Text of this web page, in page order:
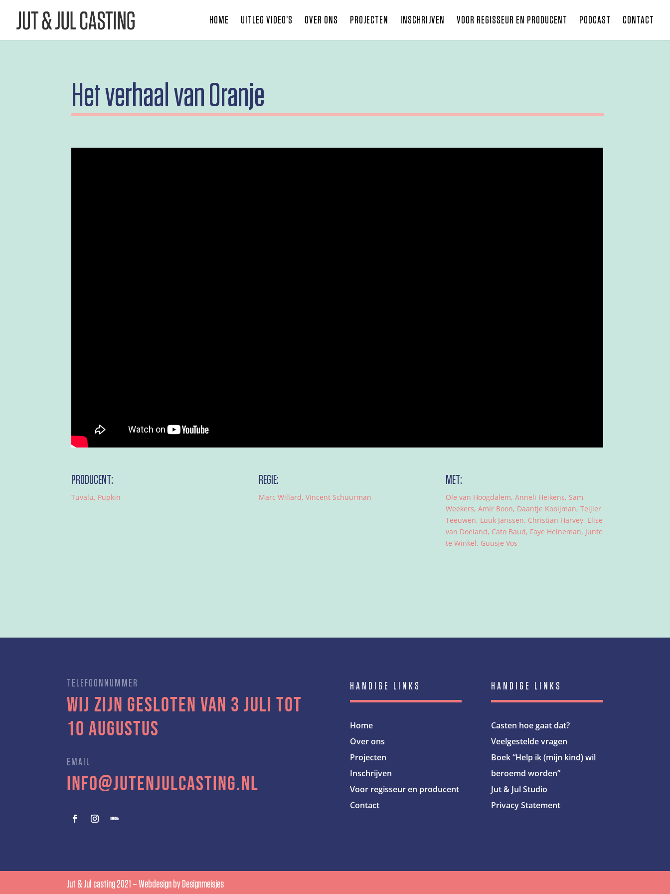
HOME UITLEG VIDEO’S OVER ONS PROJECTEN INSCHRIJVEN VOOR REGISSEUR EN PRODUCENT PODCAST CONTACT
Het verhaal van Oranje
PRODUCENT:
Tuvalu, Pupkin
REGIE:
Marc Willard, Vincent Schuurman
MET:
Ole van Hoogdalem, Anneli Heikens, Sam
Weekers, Amir Boon, Daantje Kooijman, Teijler
Teeuwen, Luuk Janssen, Christian Harvey, Elise
van Doeland, Cato Baud, Faye Heineman, Junte
te Winkel, Guusje Vos
TELEFOONNUMMER
Wij zijn gesloten van 3 juli tot
10 augustus
EMAIL
info@jutenjulcasting.nl
HANDIGE LINKS
Home
Over ons
Projecten
Inschrijven
Voor regisseur en producent
Contact
HANDIGE LINKS
Casten hoe gaat dat?
Veelgestelde vragen
Boek “Help ik (mijn kind) wil
beroemd worden”
Jut & Jul Studio
Privacy Statement
Jut & Jul casting 2021 – Webdesign by Designmeisjes